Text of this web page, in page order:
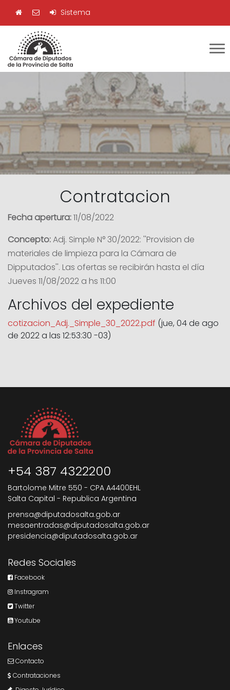
Sistema
Contratacion
Fecha apertura:11/08/2022
Concepto:Adj. Simple N° 30/2022: ''Provision de
materiales de limpieza para la Cámara de
Dipputados''. Las ofertas se recibirán hasta el día
Jueves 11/08/2022 a hs 11:00
Archivos del expediente
cotizacion_Adj._Simple_30_2022.pdf (jue, 04 de ago
de 2022 a las 12:53:30 -03)
+54 387 4322200
Bartolome Mitre 550 - CPA A4400EHL
Salta Capital - Republica Argentina
prensa@diputadosalta.gob.ar
mesaentradas@diputadosalta.gob.ar
presidencia@diputadosalta.gob.ar
Redes Sociales
Facebook
Instragram
Twitter
Youtube
Enlaces
Contacto
Contrataciones